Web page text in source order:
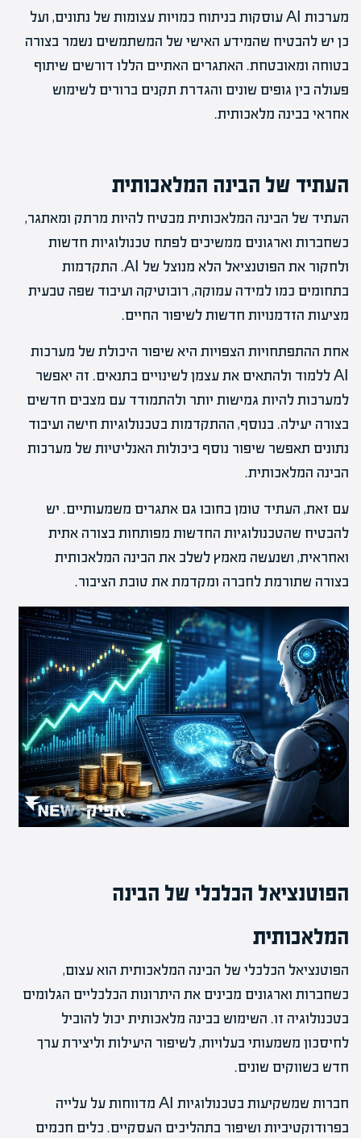
מערכות AI עוסקות בניתוח כמויות עצומות של נתונים, ועל
כן יש להבטיח שהמידע האישי של המשתמשים נשמר בצורה
בטוחה ומאובטחת. האתגרים האתיים הללו דורשים שיתוף
פעולה בין גופים שונים והגדרת תקנים ברורים לשימוש
אחראי בבינה מלאכותית.
העתיד של הבינה המלאכותית
העתיד של הבינה המלאכותית מבטיח להיות מרתק ומאתגר,
כשחברות וארגונים ממשיכים לפתח טכנולוגיות חדשות
ולחקור את הפוטנציאל הלא מנוצל של AI. התקדמות
בתחומים כמו למידה עמוקה, רובוטיקה ועיבוד שפה טבעית
מציעות הזדמנויות חדשות לשיפור החיים.
אחת ההתפתחויות הצפויות היא שיפור היכולת של מערכות
AI ללמוד ולהתאים את עצמן לשינויים בתנאים. זה יאפשר
למערכות להיות גמישות יותר ולהתמודד עם מצבים חדשים
בצורה יעילה. בנוסף, ההתקדמות בטכנולוגיות חישה ועיבוד
נתונים תאפשר שיפור נוסף ביכולות האנליטיות של מערכות
הבינה המלאכותית.
עם זאת, העתיד טומן בחובו גם אתגרים משמעותיים. יש
להבטיח שהטכנולוגיות החדשות מפותחות בצורה אתית
ואחראית, ושנעשה מאמץ לשלב את הבינה המלאכותית
בצורה שתורמת לחברה ומקדמת את טובת הציבור.
הפוטנציאל הכלכלי של הבינה
המלאכותית
הפוטנציאל הכלכלי של הבינה המלאכותית הוא עצום,
כשחברות וארגונים מבינים את היתרונות הכלכליים הגלומים
בטכנולוגיה זו. השימוש בבינה מלאכותית יכול להוביל
לחיסכון משמעותי בעלויות, לשיפור היעילות וליצירת ערך
חדש בשווקים שונים.
חברות שמשקיעות בטכנולוגיות AI מדווחות על עלייה
בפרודוקטיביות ושיפור בתהליכים העסקיים. כלים חכמים